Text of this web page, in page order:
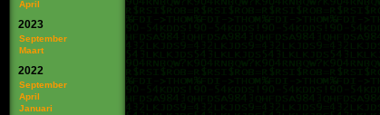
April
2023
September
Maart
2022
September
April
Januari